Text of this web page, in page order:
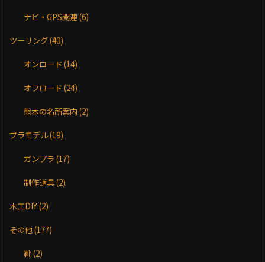
ナビ・GPS関連(6)
ツーリング(40)
オンロード(14)
オフロード(24)
熊本の名所案内(2)
プラモデル(19)
ガンプラ(17)
制作道具(2)
木工DIY(2)
その他(177)
靴(2)